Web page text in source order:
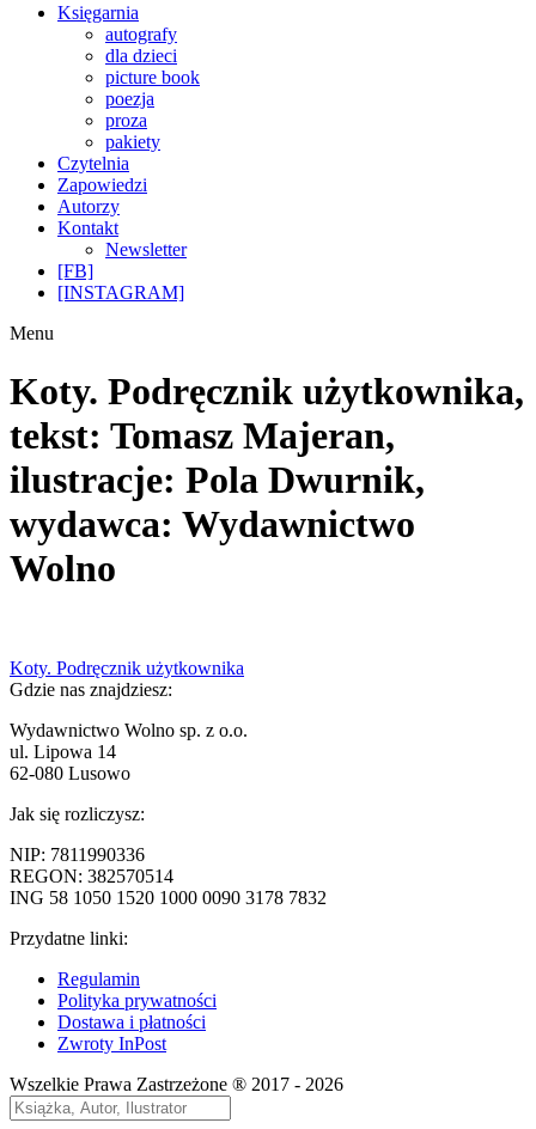
Księgarnia
autografy
dla dzieci
picture book
poezja
proza
pakiety
Czytelnia
Zapowiedzi
Autorzy
Kontakt
Newsletter
[FB]
[INSTAGRAM]
Menu
Koty. Podręcznik użytkownika,
tekst: Tomasz Majeran,
ilustracje: Pola Dwurnik,
wydawca: Wydawnictwo
Wolno
Nawigacja
wpisu
Poprzedni
wpis:
Koty. Podręcznik użytkownika
Gdzie nas znajdziesz:
Wydawnictwo Wolno sp. z o.o.
ul. Lipowa 14
62-080 Lusowo
Jak się rozliczysz:
NIP: 7811990336
REGON: 382570514
ING 58 1050 1520 1000 0090 3178 7832
Przydatne linki:
Regulamin
Polityka prywatności
Dostawa i płatności
Zwroty InPost
Wszelkie Prawa Zastrzeżone ® 2017 - 2026